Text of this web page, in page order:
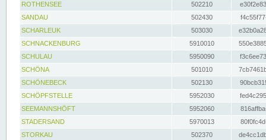
ROTHENSEE
502210
SANDAU
502430
SCHARLEUK
503030
SCHNACKENBURG
5910010
SCHULAU
5950090
SCHÖNA
501010
SCHÖNEBECK
502130
SCHÖPFSTELLE
5952030
SEEMANNSHÖFT
5952060
STADERSAND
5970013
STORKAU
502370